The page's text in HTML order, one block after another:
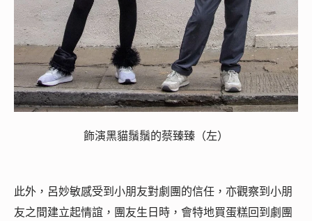
飾演黑貓鬚鬚的蔡臻臻（左）
此外，呂妙敏感受到小朋友對劇團的信任，亦觀察到小朋
友之間建立起情誼，團友生日時，會特地買蛋糕回到劇團